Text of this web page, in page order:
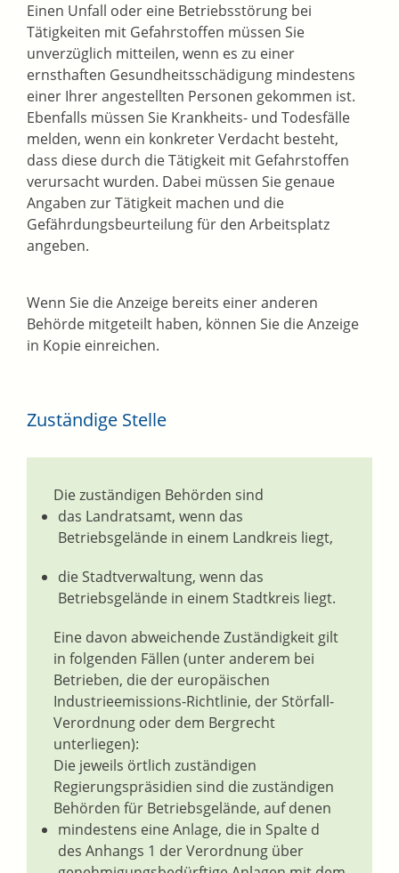
Einen Unfall oder eine Betriebsstörung bei
Tätigkeiten mit Gefahrstoffen müssen Sie
unverzüglich mitteilen, wenn es zu einer
ernsthaften Gesundheitsschädigung mindestens
einer Ihrer angestellten Personen gekommen ist.
Ebenfalls müssen Sie Krankheits- und Todesfälle
melden, wenn ein konkreter Verdacht besteht,
dass diese durch die Tätigkeit mit Gefahrstoffen
verursacht wurden. Dabei müssen Sie genaue
Angaben zur Tätigkeit machen und die
Gefährdungsbeurteilung für den Arbeitsplatz
angeben.
Wenn Sie die Anzeige bereits einer anderen
Behörde mitgeteilt haben, können Sie die Anzeige
in Kopie einreichen.
Zuständige Stelle
Die zuständigen Behörden sind
das Landratsamt, wenn das
Betriebsgelände in einem Landkreis liegt,
die Stadtverwaltung, wenn das
Betriebsgelände in einem Stadtkreis liegt.
Eine davon abweichende Zuständigkeit gilt
in folgenden Fällen (unter anderem bei
Betrieben, die der europäischen
Industrieemissions-Richtlinie, der Störfall-
Verordnung oder dem Bergrecht
unterliegen):
Die jeweils örtlich zuständigen
Regierungspräsidien sind die zuständigen
Behörden für Betriebsgelände, auf denen
mindestens eine Anlage, die in Spalte d
des Anhangs 1 der Verordnung über